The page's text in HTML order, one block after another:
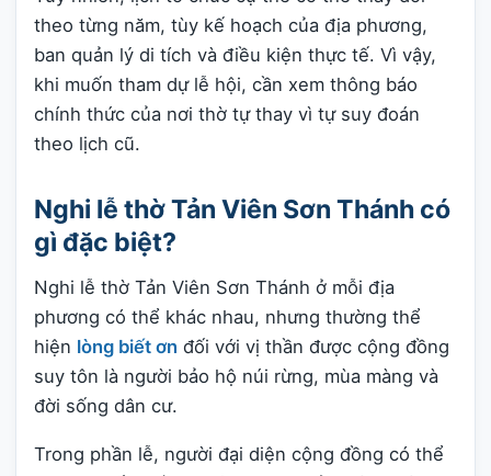
theo từng năm, tùy kế hoạch của địa phương,
ban quản lý di tích và điều kiện thực tế. Vì vậy,
khi muốn tham dự lễ hội, cần xem thông báo
chính thức của nơi thờ tự thay vì tự suy đoán
theo lịch cũ.
Nghi lễ thờ Tản Viên Sơn Thánh có
gì đặc biệt?
Nghi lễ thờ Tản Viên Sơn Thánh ở mỗi địa
phương có thể khác nhau, nhưng thường thể
hiện lòng biết ơn đối với vị thần được cộng đồng
suy tôn là người bảo hộ núi rừng, mùa màng và
đời sống dân cư.
Trong phần lễ, người đại diện cộng đồng có thể